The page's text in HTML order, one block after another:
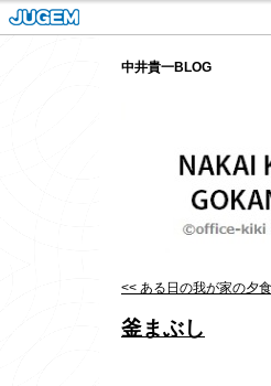
中井貴一BLOG
<< ある日の我が家の夕食
釜まぶし